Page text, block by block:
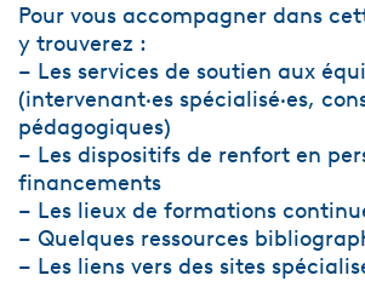
Pour vous accompagner dans
y trouverez :
– Les services de soutien aux
(intervenant·es spécialisé·es,
pédagogiques)
– Les dispositifs de renfort en
financements
– Les lieux de formations
– Quelques ressources
– Les liens vers des sites